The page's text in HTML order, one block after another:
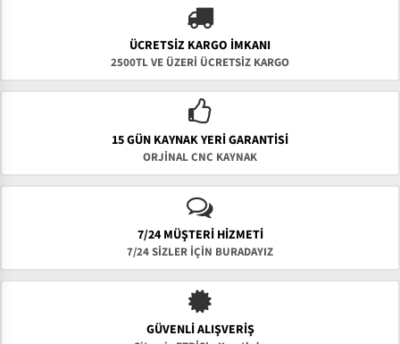
ÜCRETSIZ KARGO İMKANI
2500TL VE ÜZERİ ÜCRETSİZ KARGO
15 GÜN KAYNAK YERI GARANTISI
ORJİNAL CNC KAYNAK
7/24 MÜŞTERİ HİZMETİ
7/24 SİZLER İÇİN BURADAYIZ
GÜVENLI ALIŞVERIŞ